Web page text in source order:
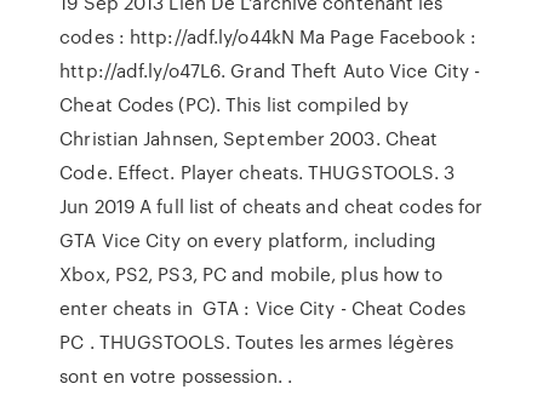
codes : http://adf.ly/o44kN Ma Page Facebook :
http://adf.ly/o47L6. Grand Theft Auto Vice City -
Cheat Codes (PC). This list compiled by
Christian Jahnsen, September 2003. Cheat
Code. Effect. Player cheats. THUGSTOOLS. 3
Jun 2019 A full list of cheats and cheat codes for
GTA Vice City on every platform, including
Xbox, PS2, PS3, PC and mobile, plus how to
enter cheats in GTA : Vice City - Cheat Codes
PC . THUGSTOOLS. Toutes les armes légères
sont en votre possession. .